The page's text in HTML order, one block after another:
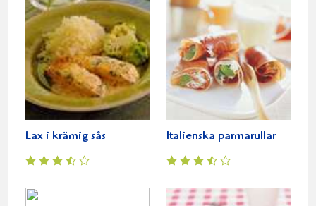
Lax i krämig sås Italienska parmarullar